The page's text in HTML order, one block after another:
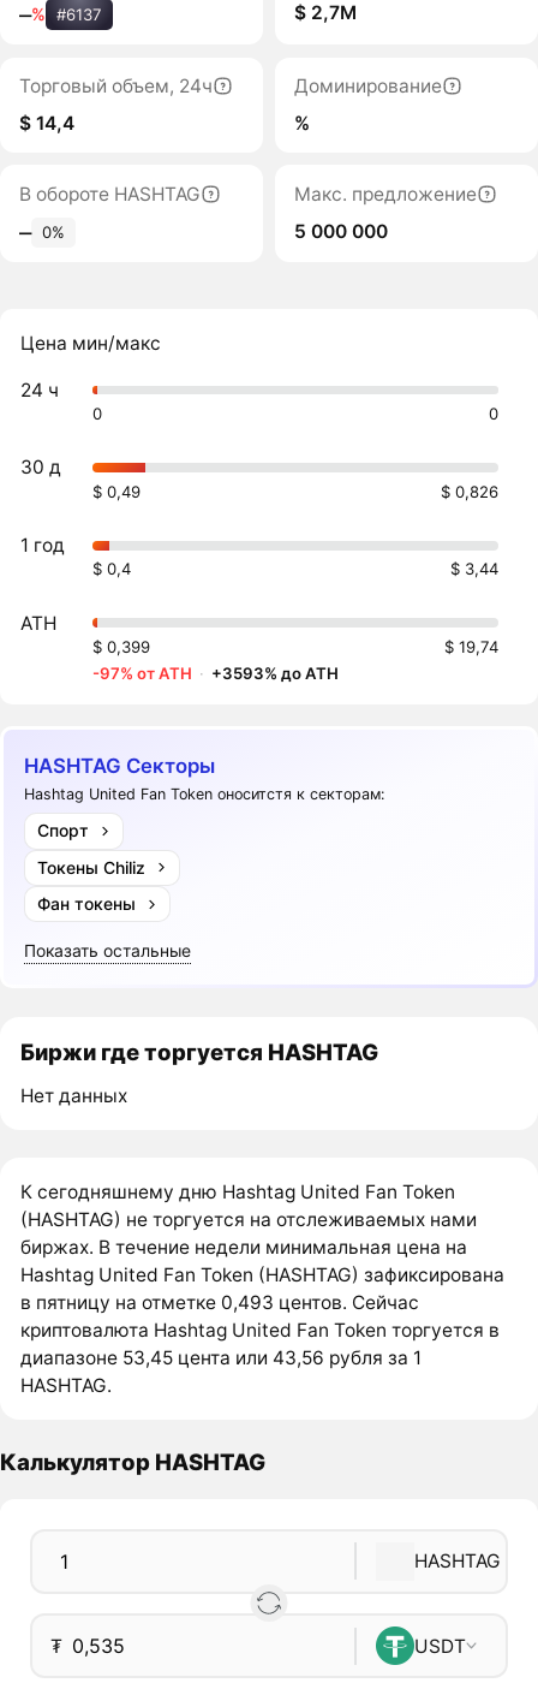
‒% #6137
$ 2,7M
Торговый объем, 24ч
$ 14,4
Доминирование
%
В обороте HASHTAG
‒ 0%
Макс. предложение
5 000 000
Цена мин/макс
24 ч
0 0
30 д
$ 0,49 $ 0,826
1 год
$ 0,4 $ 3,44
ATH
$ 0,399
$ 19,74
-97% от ATH · +3593% до ATH
HASHTAG Секторы
Hashtag United Fan Token оноситстя к секторам:
Спорт
Токены Chiliz
Фан токены
Показать остальные
Биржи где торгуется HASHTAG
Нет данных
К сегодняшнему дню Hashtag United Fan Token
(HASHTAG) не торгуется на отслеживаемых нами
биржах. В течение недели минимальная цена на
Hashtag United Fan Token (HASHTAG) зафиксирована
в пятницу на отметке 0,493 центов. Сейчас
криптовалюта Hashtag United Fan Token торгуется в
диапазоне 53,45 цента или 43,56 рубля за 1
HASHTAG.
Калькулятор HASHTAG
HASHTAG
₮ USDT